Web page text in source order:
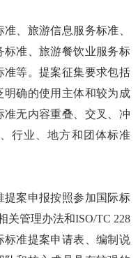
、旅游信息服务标准、
准、旅游餐饮业服务标
等。提案征集要求包括
确的使用主体和较为成
无内容重叠、交叉、冲
行业、地方和团体标准
案申报按照参加国际标
关管理办法和ISO/TC 228
准提案申请表、编制说